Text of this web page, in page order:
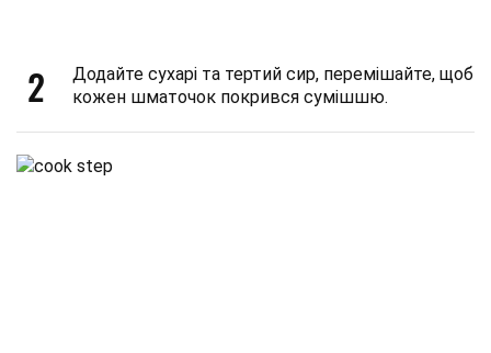
2
Додайте сухарі та тертий сир, перемішайте, щоб
кожен шматочок покрився сумішшю.